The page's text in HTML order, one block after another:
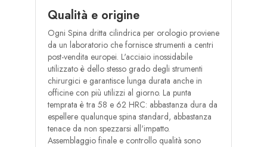
Qualità e origine
Ogni Spina dritta cilindrica per orologio proviene
da un laboratorio che fornisce strumenti a centri
post-vendita europei. L'acciaio inossidabile
utilizzato è dello stesso grado degli strumenti
chirurgici e garantisce lunga durata anche in
officine con più utilizzi al giorno. La punta
temprata è tra 58 e 62 HRC: abbastanza dura da
espellere qualunque spina standard, abbastanza
tenace da non spezzarsi all'impatto.
Assemblaggio finale e controllo qualità sono